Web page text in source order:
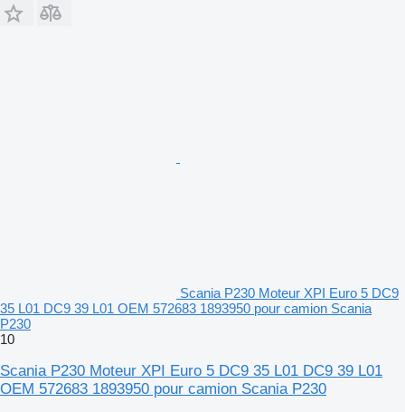
Scania P230 Moteur XPI Euro 5 DC9
35 L01 DC9 39 L01 OEM 572683 1893950 pour camion Scania
P230
10
Scania P230 Moteur XPI Euro 5 DC9 35 L01 DC9 39 L01
OEM 572683 1893950 pour camion Scania P230